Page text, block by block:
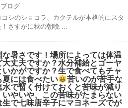
ブログ
シのショコラ、カクテルが本格的にスタ
さすがに秋の朝晩 ...
な暑さです！場所によっては体温
大丈夫ですか？水分補給とゴーヤ
いかがですか？生で食べてもチャ
夏には食べたい
苦いのが苦手な
で暫く付けておくと苦味が減り
いやいや、この苦味がたまらない
生で七味唐辛子にマヨネーズでが